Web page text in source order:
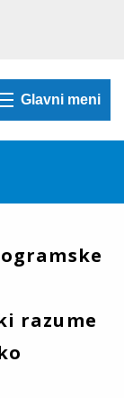
Glavni meni
razume